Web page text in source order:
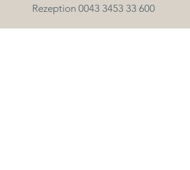
Rezeption 0043 3453 33 600